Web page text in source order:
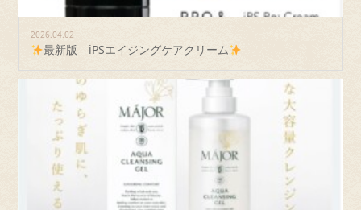
2026.04.02
最新版 iPSエイジングケアクリーム